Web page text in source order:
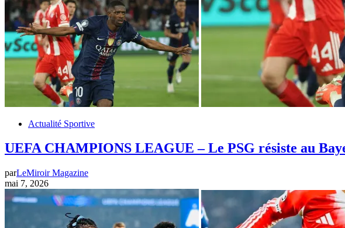
Actualité Sportive
UEFA CHAMPIONS LEAGUE – Le PSG résiste au
parLeMiroir Magazine
mai 7, 2026